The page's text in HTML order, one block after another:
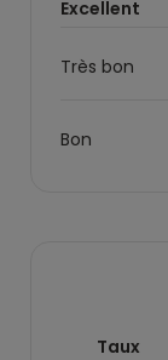
Excellent
Très bon
Bon
Taux